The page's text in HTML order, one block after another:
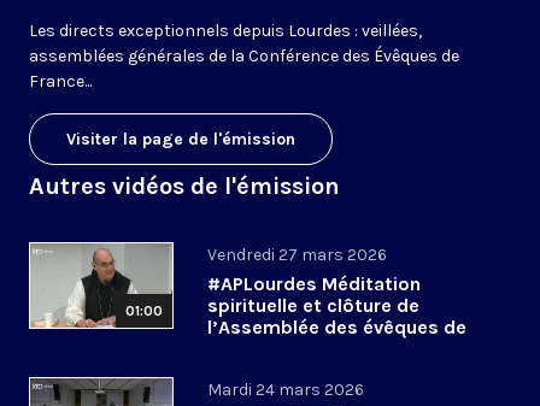
Les directs exceptionnels depuis Lourdes : veillées,
assemblées générales de la Conférence des Évêques de
France...
Visiter la page de l'émission
Autres vidéos de l'émission
01:00
Vendredi 27 mars 2026
#APLourdes Méditation
spirituelle et clôture de
l’Assemblée des évêques de
Mardi 24 mars 2026